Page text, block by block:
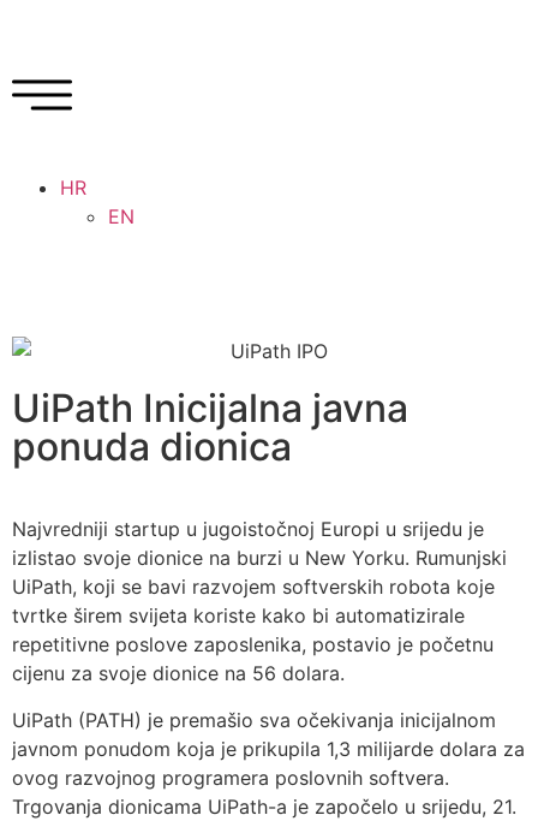
HR
EN
UiPath Inicijalna javna
ponuda dionica
Najvredniji startup u jugoistočnoj Europi u srijedu je
izlistao svoje dionice na burzi u New Yorku. Rumunjski
UiPath, koji se bavi razvojem softverskih robota koje
tvrtke širem svijeta koriste kako bi automatizirale
repetitivne poslove zaposlenika, postavio je početnu
cijenu za svoje dionice na 56 dolara.
UiPath (PATH) je premašio sva očekivanja inicijalnom
javnom ponudom koja je prikupila 1,3 milijarde dolara za
ovog razvojnog programera poslovnih softvera.
Trgovanja dionicama UiPath-a je započelo u srijedu, 21.